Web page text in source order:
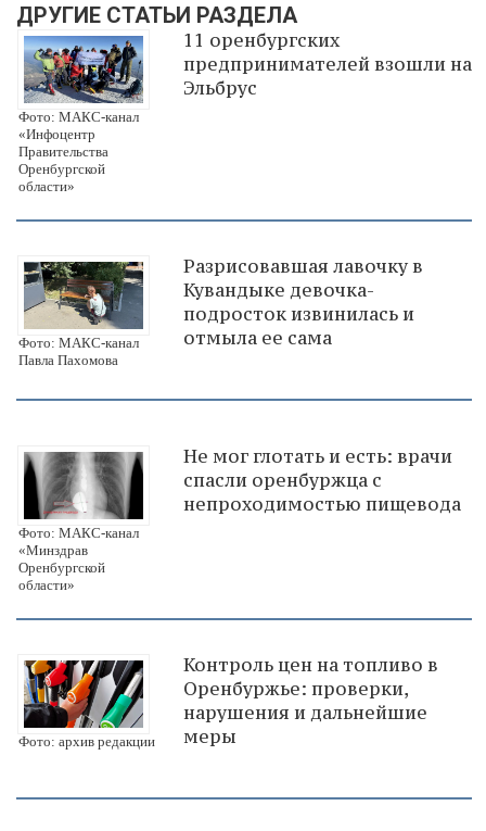
ДРУГИЕ СТАТЬИ РАЗДЕЛА
Фото: МАКС-канал
«Инфоцентр
Правительства
Оренбургской
области»
11 оренбургских
предпринимателей взошли на
Эльбрус
Фото: МАКС-канал
Павла Пахомова
Разрисовавшая лавочку в
Кувандыке девочка-
подросток извинилась и
отмыла ее сама
Фото: МАКС-канал
«Минздрав
Оренбургской
области»
Не мог глотать и есть: врачи
спасли оренбуржца с
непроходимостью пищевода
Фото: архив редакции
Контроль цен на топливо в
Оренбуржье: проверки,
нарушения и дальнейшие
меры